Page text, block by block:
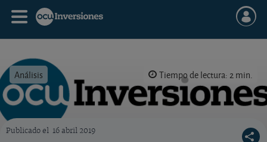
Análisis Tiempo de lectura: 2 min.
Publicado el 16 abril 2019